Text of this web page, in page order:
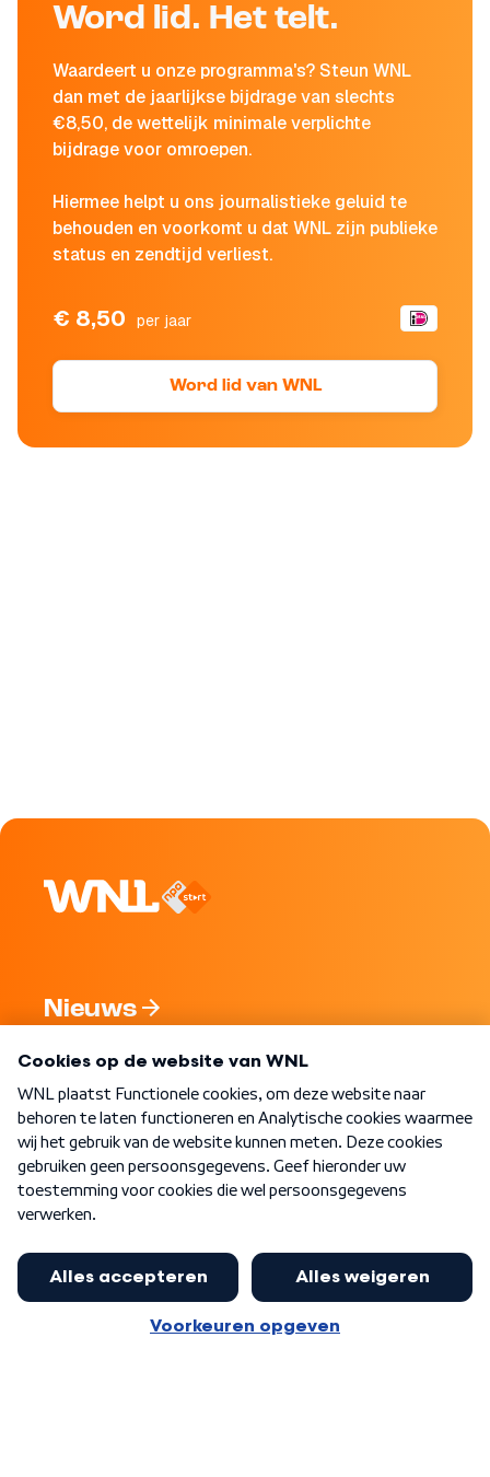
Word lid. Het telt.
Waardeert u onze programma's? Steun WNL
dan met de jaarlijkse bijdrage van slechts
€8,50, de wettelijk minimale verplichte
bijdrage voor omroepen.
Hiermee helpt u ons journalistieke geluid te
behouden en voorkomt u dat WNL zijn publieke
status en zendtijd verliest.
€ 8,50 per jaar
Word lid van WNL
Nieuws
Nieuwsbrief
Word Lid